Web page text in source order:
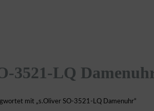
3521-LQ
mit „s.Oliver SO-3521-LQ Damenuhr“